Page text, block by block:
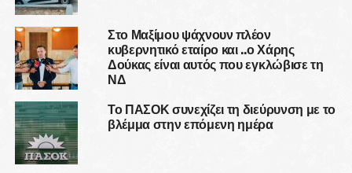
Στο Μαξίμου ψάχνουν πλέον
κυβερνητικό εταίρο και ..ο Χάρης
Δούκας είναι αυτός που εγκλώβισε τη
ΝΔ
Το ΠΑΣΟΚ συνεχίζει τη διεύρυνση με το
βλέμμα στην επόμενη ημέρα